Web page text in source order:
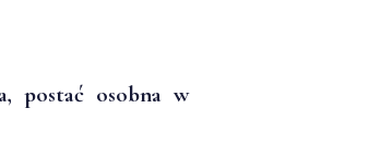
postać osobna w